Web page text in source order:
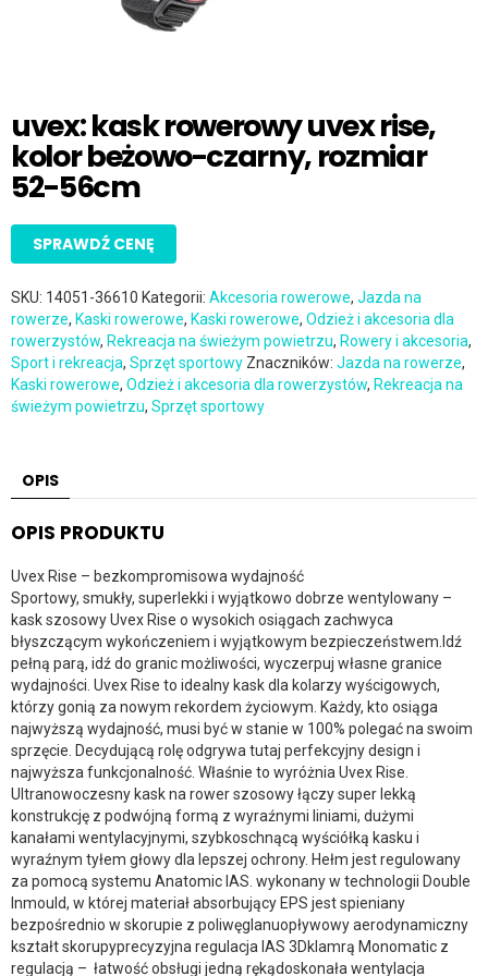
uvex: kask rowerowy uvex rise,
kolor beżowo-czarny, rozmiar
52-56cm
SPRAWDŹ CENĘ
SKU: 14051-36610 Kategorii: Akcesoria rowerowe, Jazda na
rowerze, Kaski rowerowe, Kaski rowerowe, Odzież i akcesoria dla
rowerzystów, Rekreacja na świeżym powietrzu, Rowery i akcesoria,
Sport i rekreacja, Sprzęt sportowy Znaczników: Jazda na rowerze,
Kaski rowerowe, Odzież i akcesoria dla rowerzystów, Rekreacja na
świeżym powietrzu, Sprzęt sportowy
OPIS
OPIS PRODUKTU
Uvex Rise – bezkompromisowa wydajność
Sportowy, smukły, superlekki i wyjątkowo dobrze wentylowany –
kask szosowy Uvex Rise o wysokich osiągach zachwyca
błyszczącym wykończeniem i wyjątkowym bezpieczeństwem.Idź
pełną parą, idź do granic możliwości, wyczerpuj własne granice
wydajności. Uvex Rise to idealny kask dla kolarzy wyścigowych,
którzy gonią za nowym rekordem życiowym. Każdy, kto osiąga
najwyższą wydajność, musi być w stanie w 100% polegać na swoim
sprzęcie. Decydującą rolę odgrywa tutaj perfekcyjny design i
najwyższa funkcjonalność. Właśnie to wyróżnia Uvex Rise.
Ultranowoczesny kask na rower szosowy łączy super lekką
konstrukcję z podwójną formą z wyraźnymi liniami, dużymi
kanałami wentylacyjnymi, szybkoschnącą wyściółką kasku i
wyraźnym tyłem głowy dla lepszej ochrony. Hełm jest regulowany
za pomocą systemu Anatomic IAS. wykonany w technologii Double
Inmould, w której materiał absorbujący EPS jest spieniany
bezpośrednio w skorupie z poliwęglanuopływowy aerodynamiczny
kształt skorupyprecyzyjna regulacja IAS 3Dklamrą Monomatic z
regulacją – łatwość obsługi jedną rękądoskonała wentylacja